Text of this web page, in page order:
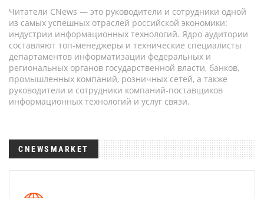
Читатели CNews — это руководители и сотрудники одной
из самых успешных отраслей российской экономики:
индустрии информационных технологий. Ядро аудитории
составляют топ-менеджеры и технические специалисты
департаментов информатизации федеральных и
региональных органов государственной власти, банков,
промышленных компаний, розничных сетей, а также
руководители и сотрудники компаний-поставщиков
информационных технологий и услуг связи.
CNEWSMARKET